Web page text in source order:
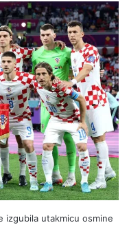
izgubila utakmicu osmine